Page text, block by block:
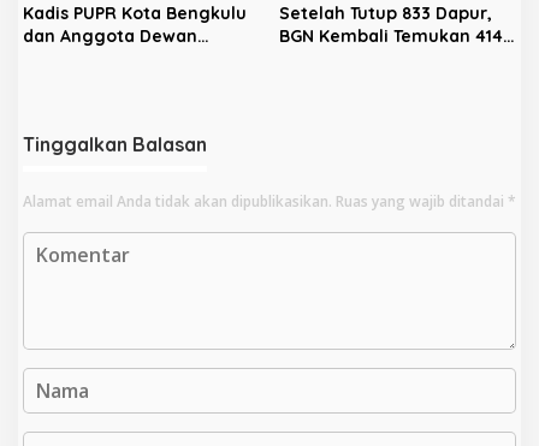
Kadis PUPR Kota Bengkulu
dan Anggota Dewan
Setelah Tutup 833 Dapur,
BGN Kembali Temukan 414
Tinggalkan Balasan
Alamat email Anda tidak akan dipublikasikan. Ruas yang wajib ditandai *